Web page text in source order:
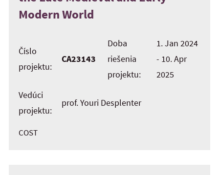
Modern World
Číslo
projektu:
CA23143
Doba
riešenia
projektu:
1. Jan 2024
- 10. Apr
2025
Vedúci
projektu:
prof. Youri Desplenter
COST